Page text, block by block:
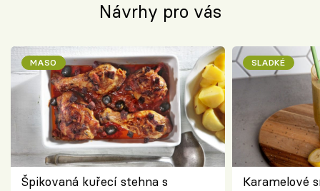
Návrhy pro vás
MASO
Špikovaná kuřecí stehna s
SLADKÉ
Karamelové